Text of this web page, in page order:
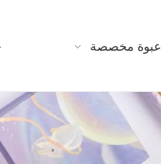
عبوة مخصصة